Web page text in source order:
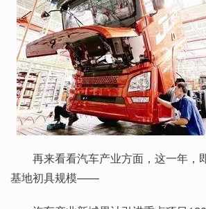
再来看看汽车产业方面，这一年，
基地初具规模——